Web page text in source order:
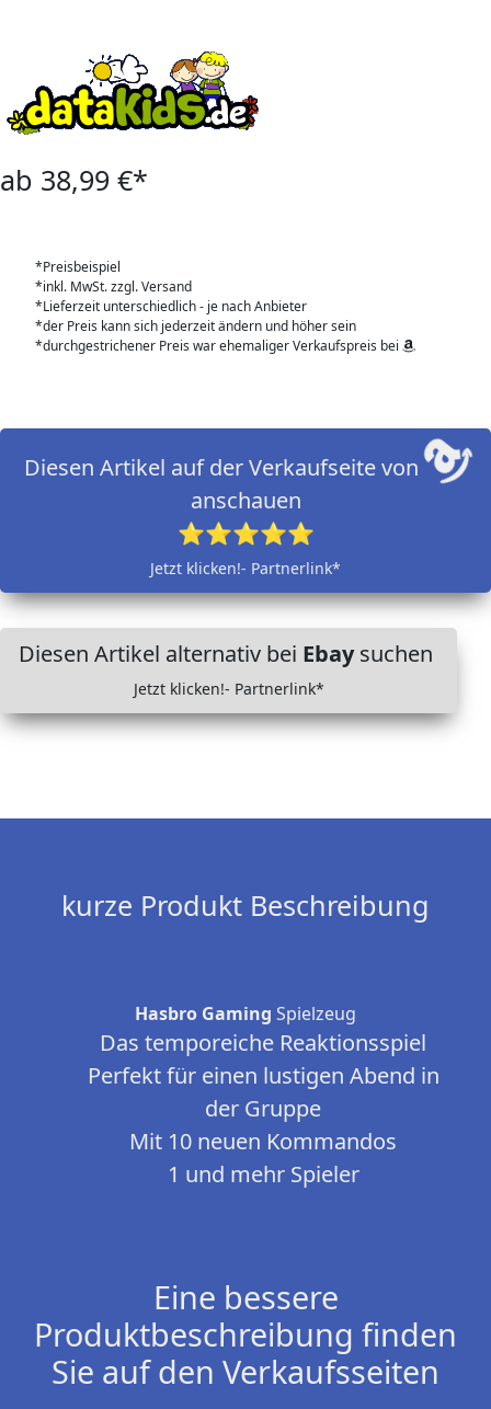
ab 38,99 €*
*Preisbeispiel
*inkl. MwSt. zzgl. Versand
*Lieferzeit unterschiedlich - je nach Anbieter
*der Preis kann sich jederzeit ändern und höher sein
*durchgestrichener Preis war ehemaliger Verkaufspreis bei
Diesen Artikel auf der Verkaufseite von
anschauen
⭐⭐⭐⭐⭐
Jetzt klicken!- Partnerlink*
Diesen Artikel alternativ bei Ebaysuchen
Jetzt klicken!- Partnerlink*
kurze Produkt Beschreibung
Hasbro Gaming Spielzeug
Das temporeiche Reaktionsspiel
Perfekt für einen lustigen Abend in
der Gruppe
Mit 10 neuen Kommandos
1 und mehr Spieler
Eine bessere
Produktbeschreibung finden
Sie auf den Verkaufsseiten